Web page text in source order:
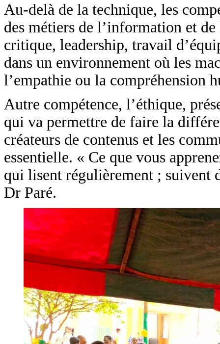
Au-delà de la technique, les
des métiers de l’information et
critique, leadership, travail
dans un environnement où les
l’empathie ou la compréhension
Autre compétence, l’éthique,
qui va permettre de faire la
créateurs de contenus et les
essentielle. « Ce que vous
qui lisent régulièrement ; suivent
Dr Paré.